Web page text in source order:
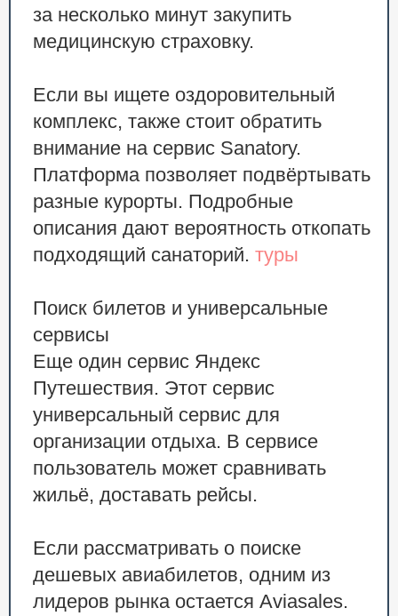
за несколько минут закупить
медицинскую страховку.
Если вы ищете оздоровительный
комплекс, также стоит обратить
внимание на сервис Sanatory.
Платформа позволяет подвёртывать
разные курорты. Подробные
описания дают вероятность откопать
подходящий санаторий. туры
Поиск билетов и универсальные
сервисы
Еще один сервис Яндекс
Путешествия. Этот сервис
универсальный сервис для
организации отдыха. В сервисе
пользователь может сравнивать
жильё, доставать рейсы.
Если рассматривать о поиске
дешевых авиабилетов, одним из
лидеров рынка остается Aviasales.